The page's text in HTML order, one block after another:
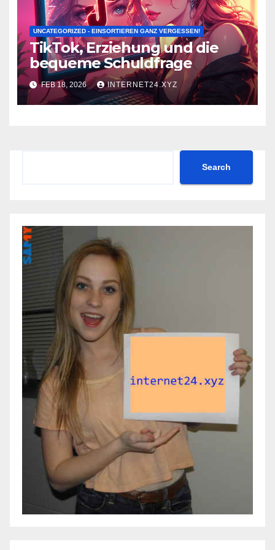
UNCATEGORIZED - EINSORTIEREN GANZ VERGESSEN!
TikTok, Erziehung und die
bequeme Schuldfrage
FEB 18, 2026 INTERNET24.XYZ
Search